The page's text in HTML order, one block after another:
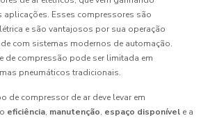
Esses compressores são
e são vantajosos por sua operação
com sistemas modernos de automação.
de compressão pode ser limitada em
pneumáticos tradicionais.
de compressor de ar deve levar em
eficiência, manutenção, espaço disponível e a